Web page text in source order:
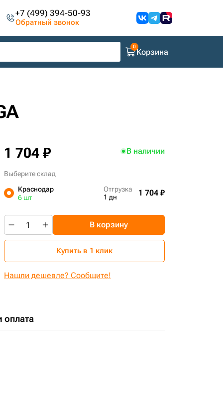
+7 (499) 394-50-93
Обратный звонок
Корзина
1 704 ₽ В наличии
Выберите склад
Краснодар
6 шт
Отгрузка
1 дн
1 704 ₽
В корзину
Купить в 1 клик
Нашли дешевле? Сообщите!
оплата